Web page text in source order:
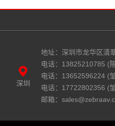
深圳
地址：深圳市龙华区清
电话：13825210785 (
电话：13652596224 (
电话：17722802356 (
邮箱：